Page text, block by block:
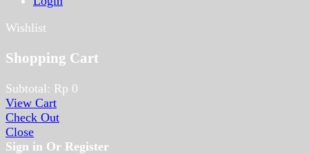
Wishlist
Shopping Cart
Subtotal: Rp 0
View Cart
Check Out
Close
Sign in Or Register